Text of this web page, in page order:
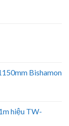
Bishamon
hiệu TW-